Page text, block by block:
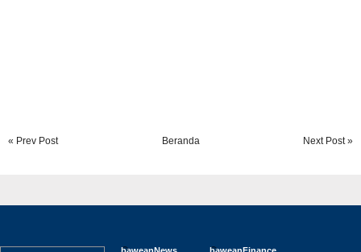
« Prev Post Next Post »
Beranda